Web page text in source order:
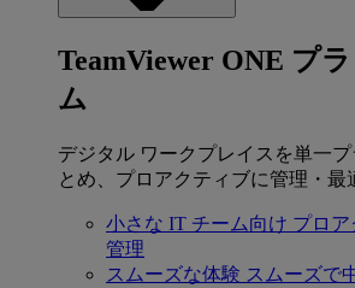
TeamViewer ONE プ
ム
デジタル ワークプレイスを単一
とめ、プロアクティブに管理・最
小さな IT チーム向け プロア
管理
スムーズな体験 スムーズで